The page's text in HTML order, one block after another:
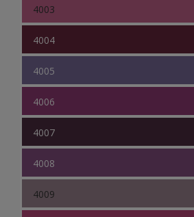
4003
4004
4005
4006
4007
4008
4009